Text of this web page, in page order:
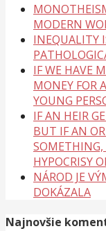
MODERN
INEQUALITY
IF WE HAVE
MONEY FOR
YOUNG
IF AN HEIR
BUT IF AN
SOMETHING,
HYPOCRISY
NÁROD JE
DOKÁZALA
Najnovšie